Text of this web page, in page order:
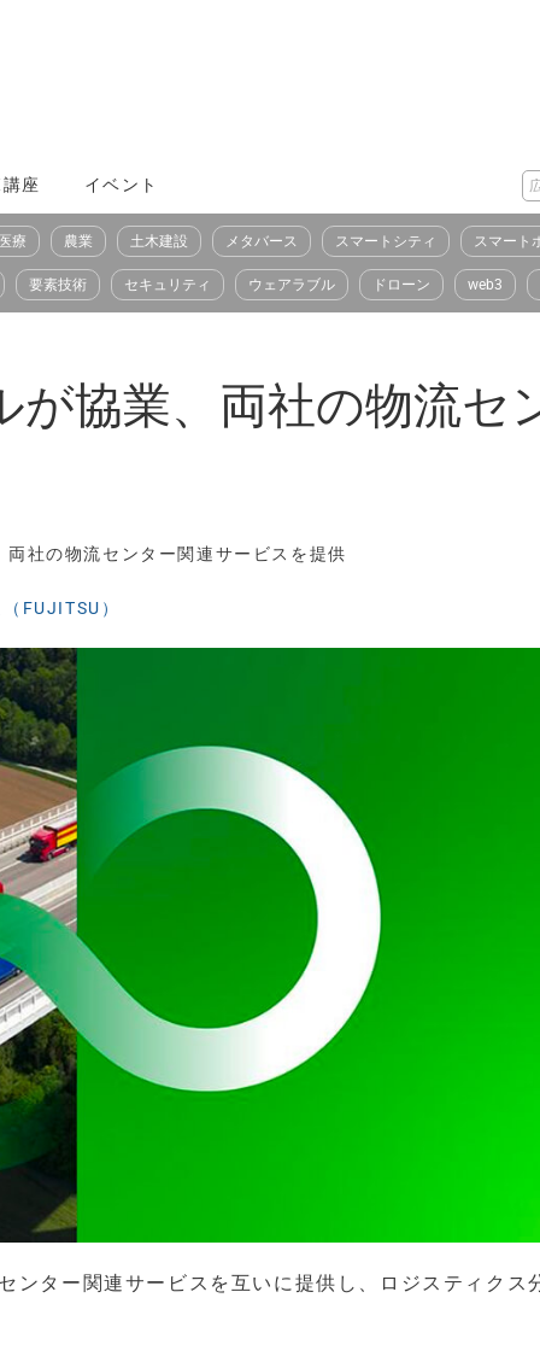
座 イベント
療 農業 土木建設 メタバース スマートシティ スマート
要素技術 セキュリティ ウェアラブル ドローン web3
が協業、両社の物流セ
社の物流センター関連サービスを提供
FUJITSU）
ンター関連サービスを互いに提供し、ロジスティクス